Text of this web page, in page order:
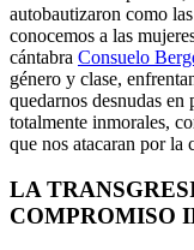
autobautizaron como
conocemos a las
cántabra Consuelo
género y clase,
quedarnos desnudas
totalmente inmorales,
que nos atacaran por la
LA
COMPROMISO